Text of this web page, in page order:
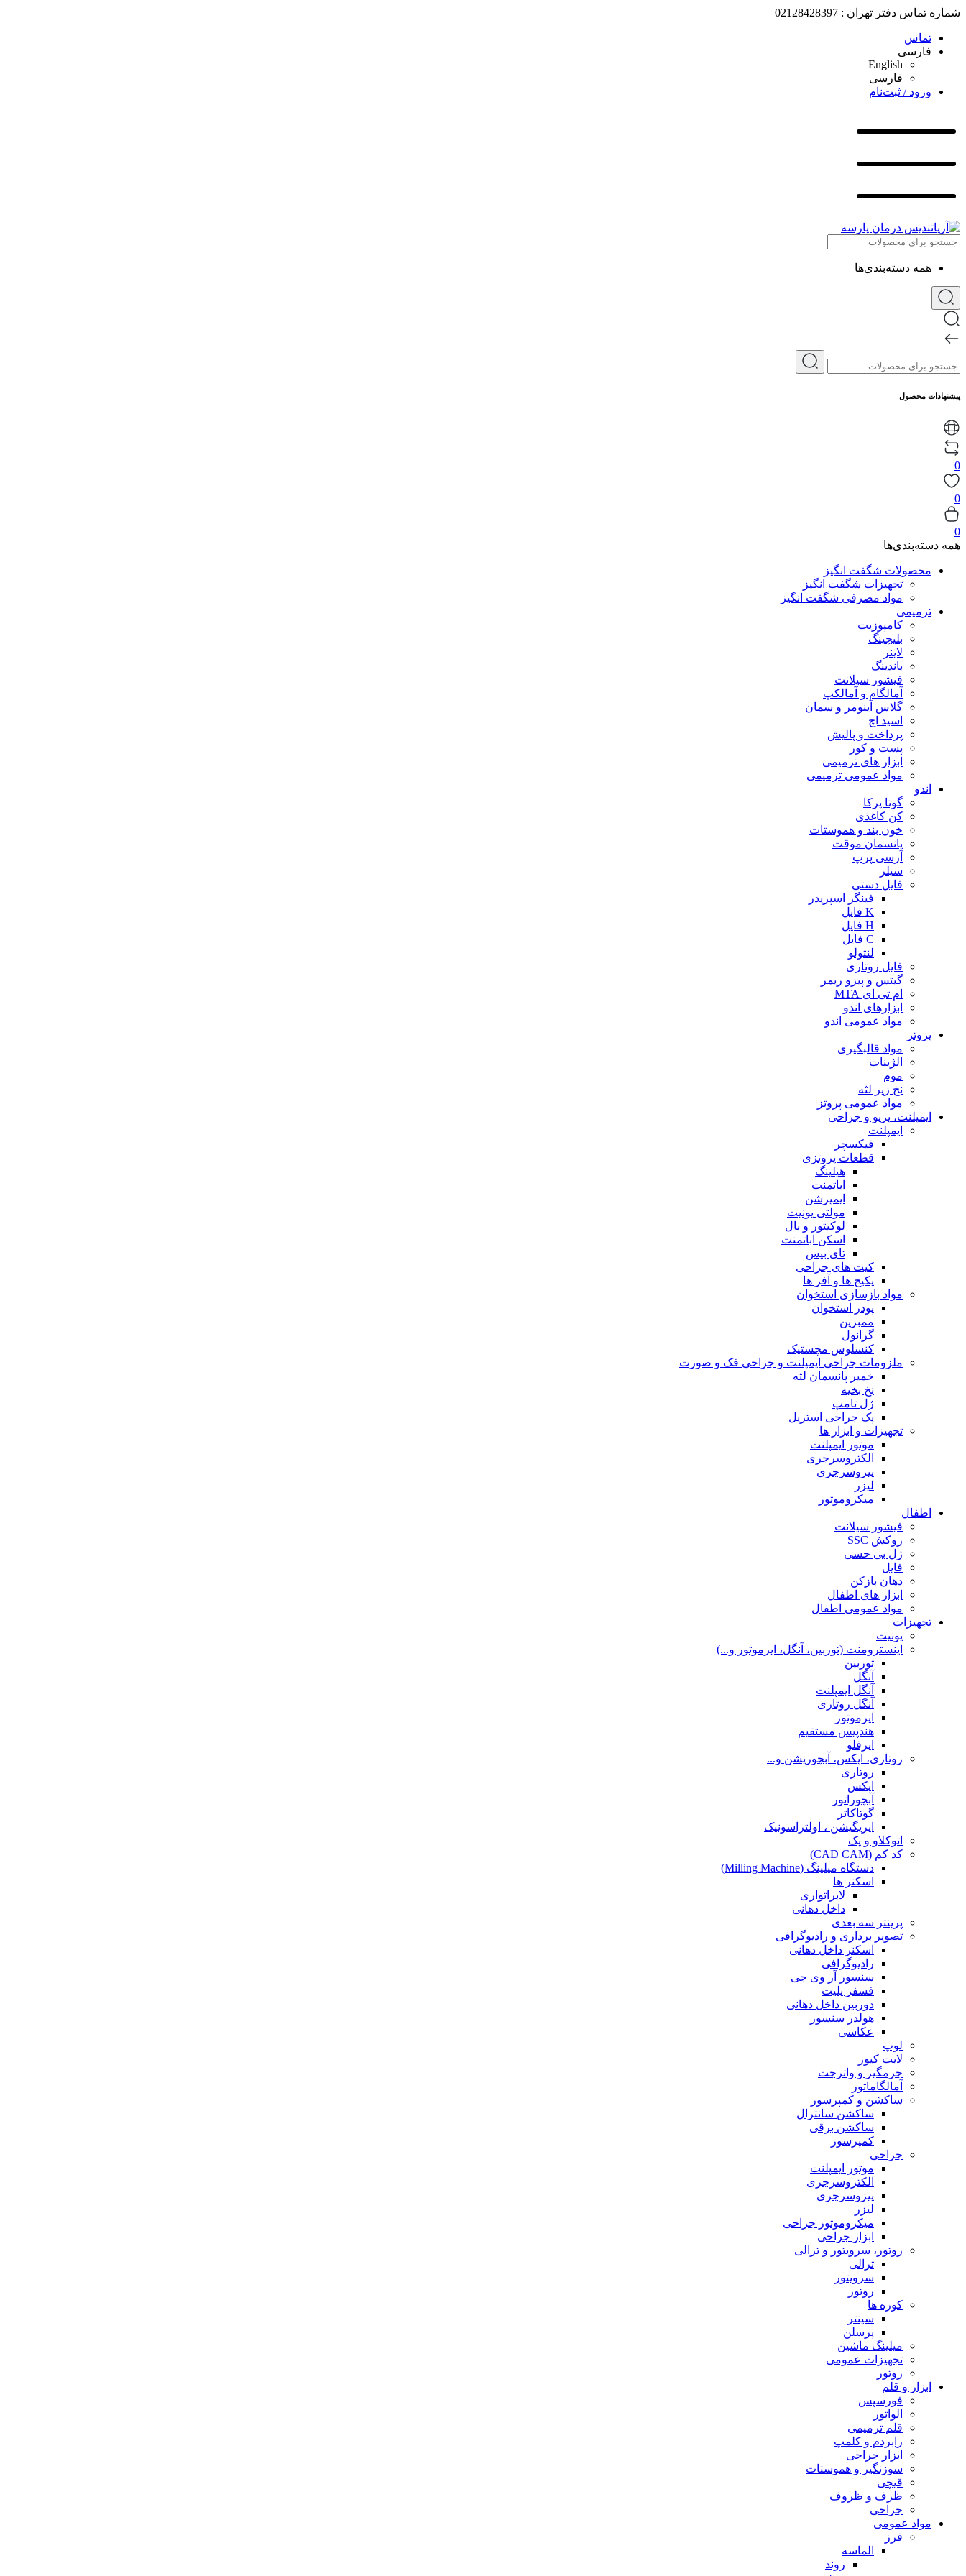
شماره تماس دفتر تهران : 02128428397
تماس
فارسی
English
فارسی
ورود / ثبت‌نام
همه دسته‌بندی‌ها
پیشنهادات محصول
0
0
0
همه دسته‌بندی‌ها
محصولات شگفت انگیز
تجهیزات شگفت انگیز
مواد مصرفی شگفت انگیز
ترمیمی
کامپوزیت
بلیچینگ
لاینر
باندینگ
فیشور سیلانت
آمالگام و آمالکپ
گلاس آینومر و سمان
اسید اچ
پرداخت و پالیش
پست و کور
ابزار های ترمیمی
مواد عمومی ترمیمی
اندو
گوتا پرکا
کن کاغذی
خون بند و هموستات
پانسمان موقت
آرسی پرپ
سیلر
فایل دستی
فینگر اسپریدر
K فایل
H فایل
C فایل
لنتولو
فایل روتاری
گیتس و پیزو ریمر
ام تی ای MTA
ابزارهای اندو
مواد عمومی اندو
پروتز
مواد قالبگیری
الژینات
موم
نخ زیر لثه
مواد عمومی پروتز
ایمپلنت، پریو و جراحی
ایمپلنت
فیکسچر
قطعات پروتزی
هیلینگ
اباتمنت
ایمپرشن
مولتی یونیت
لوکیتور و بال
اسکن اباتمنت
تای بیس
کیت های جراحی
پکیج ها و آفر ها
مواد بازسازی استخوان
پودر استخوان
ممبرین
گرانول
کنسلوس مچستیک
ملزومات جراحی ایمپلنت و جراحی فک و صورت
خمیر پانسمان لثه
نخ بخیه
ژل تامپ
پک جراحی استریل
تجهیزات و ابزار ها
موتور ایمپلنت
الکتروسرجری
پیزوسرجری
لیزر
میکروموتور
اطفال
فیشور سیلانت
روکش SSC
ژل بی حسی
فایل
دهان بازکن
ابزار های اطفال
مواد عمومی اطفال
تجهیزات
یونیت
اینسترومنت (توربین، آنگل، ایرموتور و...)
توربین
آنگل
آنگل ایمپلنت
آنگل روتاری
ایرموتور
هندپیس مستقیم
ایرفلو
روتاری، اپکس، آبچوریشن و...
روتاری
اپکس
آبچوراتور
گوتاکاتر
ایریگیشن ، اولتراسونیک
اتوکلاو و پک
کد کم (CAD CAM)
دستگاه میلینگ (Milling Machine)
اسکنر ها
لابراتواری
داخل دهانی
پرینتر سه بعدی
تصویر برداری و رادیوگرافی
اسکنر داخل دهانی
رادیوگرافی
سنسور آر وی جی
فسفر پلیت
دوربین داخل دهانی
هولدر سنسور
عکاسی
لوپ
لایت کیور
جرمگیر و واترجت
آمالگاماتور
ساکشن و کمپرسور
ساکشن سانترال
ساکشن برقی
کمپرسور
جراحی
موتور ایمپلنت
الکتروسرجری
پیزوسرجری
لیزر
میکروموتور جراحی
ابزار جراحی
روتور، سرویتور و ترالی
ترالی
سرویتور
روتور
کوره ها
سینتر
پرسلن
میلینگ ماشین
تجهیزات عمومی
روتور
ابزار و قلم
فورسپس
الواتور
قلم ترمیمی
رابردم و کلمپ
ابزار جراحی
سوزنگیر و هموستات
قیچی
ظرف و ظروف
جراحی
مواد عمومی
فرز
الماسه
روند